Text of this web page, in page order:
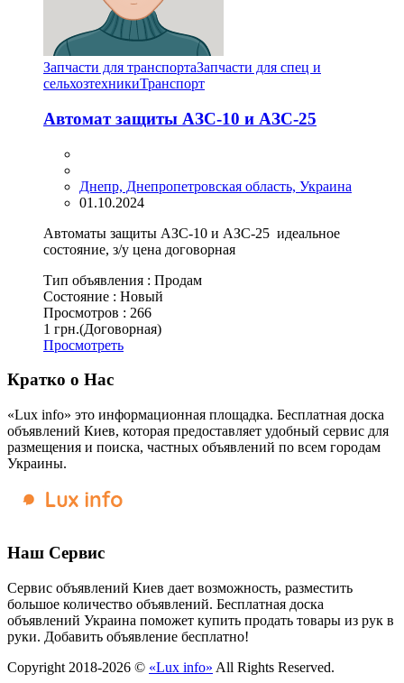
Запчасти для транспортаЗапчасти для спец и
сельхозтехникиТранспорт
Автомат защиты АЗС-10 и АЗС-25
Днепр, Днепропетровская область, Украина
01.10.2024
Автоматы защиты АЗС-10 и АЗС-25 идеальное
состояние, з/у цена договорная
Тип объявления : Продам
Состояние : Новый
Просмотров : 266
1 грн.(Договорная)
Просмотреть
Кратко о Нас
«Lux info» это информационная площадка. Бесплатная доска
объявлений Киев, которая предоставляет удобный сервис для
размещения и поиска, частных объявлений по всем городам
Украины.
Наш Сервис
Сервис объявлений Киев дает возможность, разместить
большое количество объявлений. Бесплатная доска
объявлений Украина поможет купить продать товары из рук в
руки. Добавить объявление бесплатно!
Copyright 2018-2026 © «Lux info» All Rights Reserved.